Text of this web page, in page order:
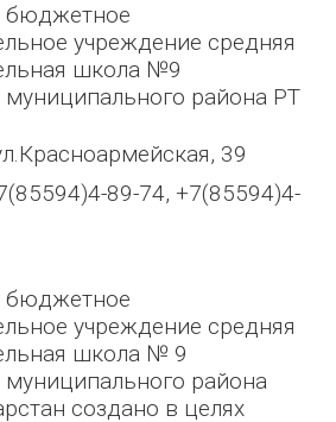
бюджетное
учреждение средняя
школа №9
муниципального района РТ
39
89-74, +7(85594)4-
бюджетное
учреждение средняя
школа № 9
муниципального района
создано в целях